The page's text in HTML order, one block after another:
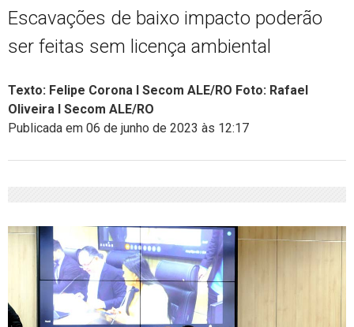
Escavações de baixo impacto poderão
ser feitas sem licença ambiental
Texto: Felipe Corona I Secom ALE/RO Foto: Rafael
Oliveira I Secom ALE/RO
Publicada em 06 de junho de 2023 às 12:17